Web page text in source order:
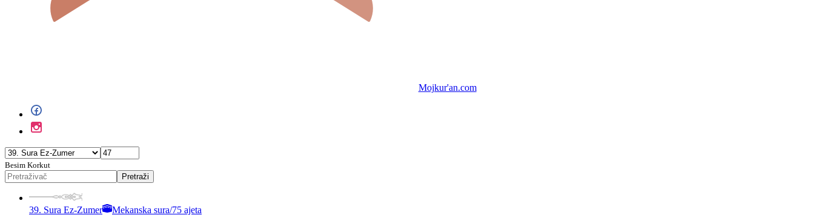
Mojkur'an.com
Besim Korkut
Pretraži
39. Sura Ez-Zumer Mekanska sura/75 ajeta